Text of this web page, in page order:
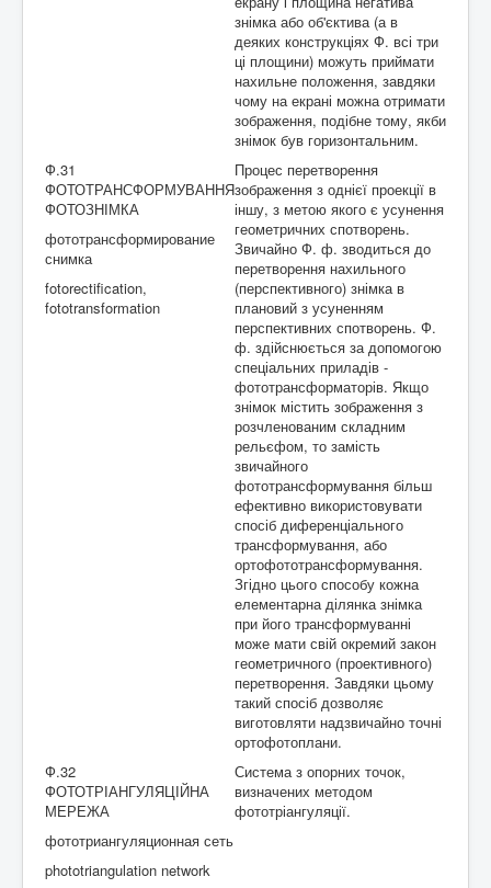
знімка або об'єктива (а в
деяких конструкціях Ф. всі три
ці площини) можуть приймати
нахильне положення, завдяки
чому на екрані можна отримати
зображення, подібне тому, якби
знімок був горизонтальним.
Ф.31
ФОТОТРАНСФОРМУВАННЯ
ФОТОЗНІМКА
фототрансформирование
снимка
fotorectification,
fototransformation
Процес перетворення
зображення з однієї проекції в
іншу, з метою якого є усунення
геометричних спотворень.
Звичайно Ф. ф. зводиться до
перетворення нахильного
(перспективного) знімка в
плановий з усуненням
перспективних спотворень. Ф.
ф. здійснюється за допомогою
спеціальних приладів -
фототрансформаторів. Якщо
знімок містить зображення з
розчленованим складним
рельєфом, то замість
звичайного
фототрансформування більш
ефективно використовувати
спосіб диференціального
трансформування, або
ортофототрансформування.
Згідно цього способу кожна
елементарна ділянка знімка
при його трансформуванні
може мати свій окремий закон
геометричного (проективного)
перетворення. Завдяки цьому
такий спосіб дозволяє
виготовляти надзвичайно точні
ортофотоплани.
Ф.32
ФОТОТРІАHГУЛЯЦІЙНА
МЕРЕЖА
фототриангуляционная сеть
phototriangulation network
Система з опорних точок,
визначених методом
фототріангуляції.